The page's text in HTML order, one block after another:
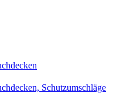
Schutzumschläge